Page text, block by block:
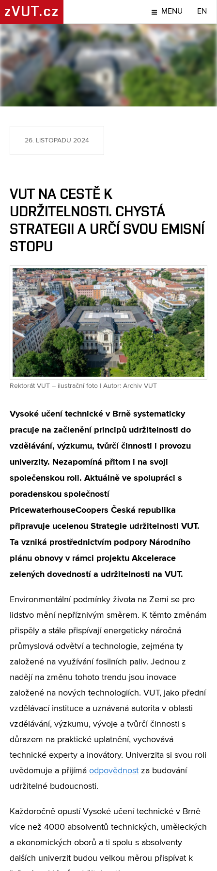
zVUT.cz MENU EN
TÉMA
26. LISTOPADU 2024
VUT NA CESTĚ K
UDRŽITELNOSTI. CHYSTÁ
STRATEGII A URČÍ SVOU EMISNÍ
STOPU
Rektorát VUT – ilustrační foto | Autor: Archiv VUT
Vysoké učení technické v Brně systematicky
pracuje na začlenění principů udržitelnosti do
vzdělávání, výzkumu, tvůrčí činnosti i provozu
univerzity. Nezapomíná přitom i na svoji
společenskou roli. Aktuálně ve spolupráci s
poradenskou společností
PricewaterhouseCoopers Česká republika
připravuje ucelenou Strategie udržitelnosti VUT.
Ta vzniká prostřednictvím podpory Národního
plánu obnovy v rámci projektu Akcelerace
zelených dovedností a udržitelnosti na VUT.
Environmentální podmínky života na Zemi se pro
lidstvo mění nepříznivým směrem. K těmto změnám
přispěly a stále přispívají energeticky náročná
průmyslová odvětví a technologie, zejména ty
založené na využívání fosilních paliv. Jednou z
nadějí na změnu tohoto trendu jsou inovace
založené na nových technologiích. VUT, jako přední
vzdělávací instituce a uznávaná autorita v oblasti
vzdělávání, výzkumu, vývoje a tvůrčí činnosti s
důrazem na praktické uplatnění, vychovává
technické experty a inovátory. Univerzita si svou roli
uvědomuje a přijímá odpovědnost za budování
udržitelné budoucnosti.
Každoročně opustí Vysoké učení technické v Brně
více než 4000 absolventů technických, uměleckých
a ekonomických oborů a ti spolu s absolventy
dalších univerzit budou velkou měrou přispívat k